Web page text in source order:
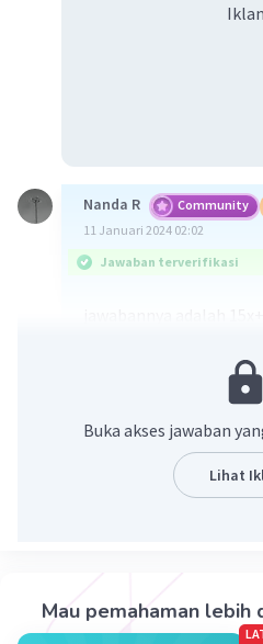
Iklan
Nanda R Community
11 Januari 2024 02:02
Jawaban terverifikasi
Sumber W Community
Buka akses jawaban
Lihat
Mau pemahaman lebih